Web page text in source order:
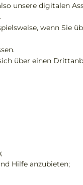
unsere digitalen
wenn
über einen
Hilfe anzubieten;